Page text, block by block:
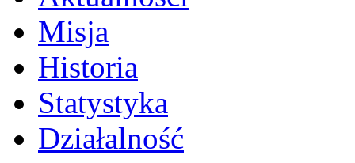
Misja
Historia
Statystyka
Działalność